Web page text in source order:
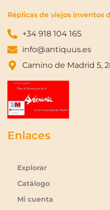
Réplicas de viejos inventos
+34 918 104 165
info@antiquus.es
Camino de Madrid 5,
Enlaces
Explorar
Catálogo
Mi cuenta